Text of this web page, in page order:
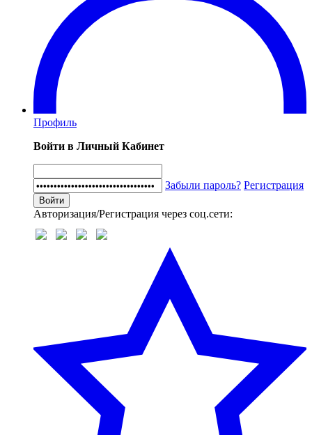
Профиль
Войти в Личный Кабинет
Забыли пароль? Регистрация
Авторизация/Регистрация через соц.сети: